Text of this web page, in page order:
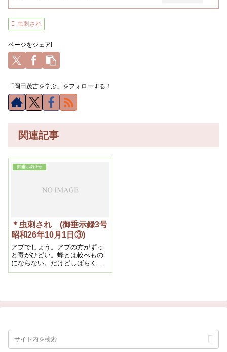
虫刺され
ページをシェア!
「岡田茂吉を学ぶ」をフォローする！
関連記事
御垂示録3号
＊虫刺され (御垂示録3号
昭和26年10月1日③)
アブでしょう。アブの方がずっ
と毒がひどい。蜂とは較べもの
にならない。だけどしばらくし
て赤くなったでしよう。あれは